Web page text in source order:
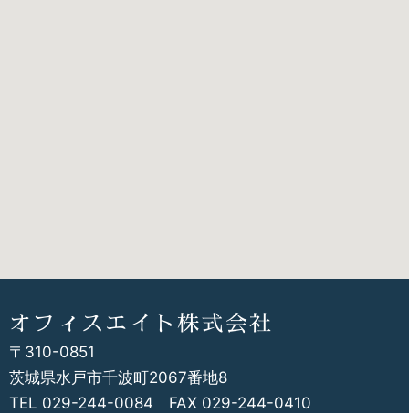
オフィスエイト株式会社
〒310-0851
茨城県水戸市千波町2067番地8
TEL 029-244-0084 FAX 029-244-0410